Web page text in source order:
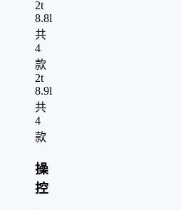
2t
8.8l
共
4
款
2t
8.9l
共
4
款
操
控